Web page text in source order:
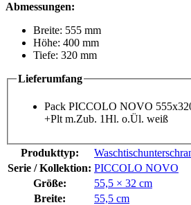
Abmessungen:
Breite: 555 mm
Höhe: 400 mm
Tiefe: 320 mm
Lieferumfang
Pack PICCOLO NOVO
+Plt m.Zub. 1Hl. o.Ül. weiß
Produkttyp:
Serie / Kollektion: PICCOLO NOVO
Größe:
55,5 × 32 cm
Breite:
55,5 cm